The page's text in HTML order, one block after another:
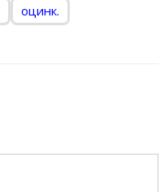
оцинк.